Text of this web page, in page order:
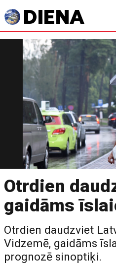
Otrdien
gaidāms
Otrdien daudzviet
Vidzemē, gaidāms
prognozē sinoptiķi.